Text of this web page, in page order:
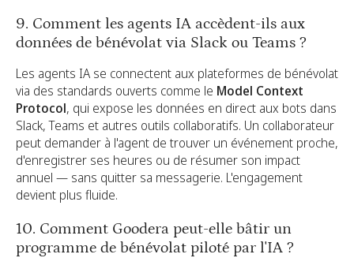
9. Comment les agents IA accèdent-ils aux
données de bénévolat via Slack ou Teams ?
Les agents IA se connectent aux plateformes de bénévolat
via des standards ouverts comme le Model Context
Protocol, qui expose les données en direct aux bots dans
Slack, Teams et autres outils collaboratifs. Un collaborateur
peut demander à l'agent de trouver un événement proche,
d'enregistrer ses heures ou de résumer son impact
annuel — sans quitter sa messagerie. L'engagement
devient plus fluide.
10. Comment Goodera peut-elle bâtir un
programme de bénévolat piloté par l'IA ?